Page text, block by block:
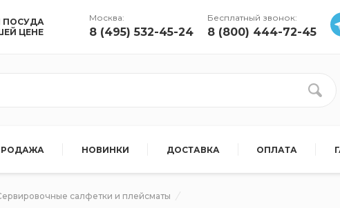
ПОСУДА
ЦЕНЕ
Москва:
8 (495) 532-45-24
Бесплатный звонок:
8 (800) 444-72-45
НОВИНКИ ДОСТАВКА ОПЛАТА
салфетки и плейсматы